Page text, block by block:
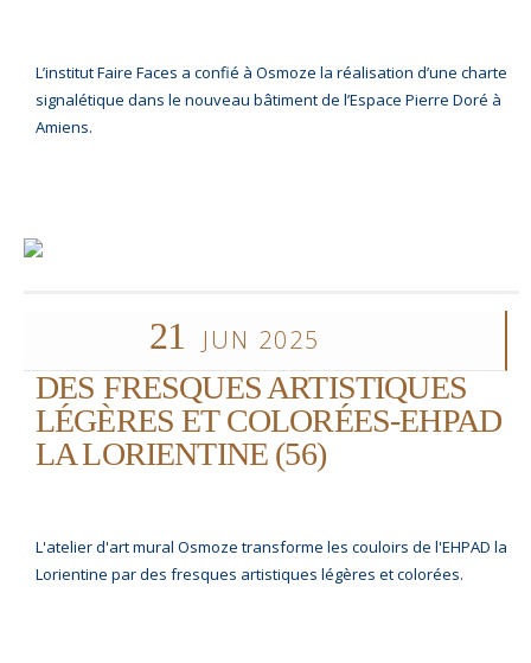
L’institut Faire Faces a confié à Osmoze la réalisation d’une charte
signalétique dans le nouveau bâtiment de l’Espace Pierre Doré à
Amiens.
21 JUN 2025
DES FRESQUES ARTISTIQUES
LÉGÈRES ET COLORÉES-EHPAD
LA LORIENTINE (56)
L'atelier d'art mural Osmoze transforme les couloirs de l'EHPAD la
Lorientine par des fresques artistiques légères et colorées.